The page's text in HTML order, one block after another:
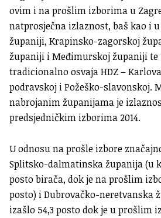
ovim i na prošlim izborima u
natprosječna izlaznost, baš kao i
županiji, Krapinsko-zagorskoj
županiji i Međimurskoj županiji te
tradicionalno osvaja HDZ –
podravskoj i Požeško-slavonskoj.
nabrojanim županijama je
predsjedničkim izborima 2014.
U odnosu na prošle izbore
Splitsko-dalmatinska županija (u
posto birača, dok je na prošlim
posto) i Dubrovačko-neretvanska
izašlo 54,3 posto dok je u prošlim